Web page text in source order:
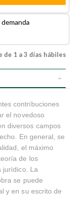
de 1 a 3 días hábiles
contribuciones
el novedoso
diversos campos
En general, se
el máximo
de los
jurídico. La
se puede
y en su escrito de